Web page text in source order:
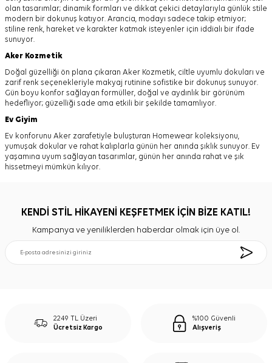
olan tasarımlar; dinamik formları ve dikkat çekici detaylarıyla günlük stile
modern bir dokunuş katıyor. Arancia, modayı sadece takip etmiyor;
stiline renk, hareket ve karakter katmak isteyenler için iddialı bir ifade
sunuyor.
Aker Kozmetik
Doğal güzelliği ön plana çıkaran Aker Kozmetik, ciltle uyumlu dokuları ve
zarif renk seçenekleriyle makyaj rutinine sofistike bir dokunuş sunuyor.
Gün boyu konfor sağlayan formüller, doğal ve aydınlık bir görünüm
hedefliyor; güzelliği sade ama etkili bir şekilde tamamlıyor.
Ev Giyim
Ev konforunu Aker zarafetiyle buluşturan Homewear koleksiyonu,
yumuşak dokular ve rahat kalıplarla günün her anında şıklık sunuyor. Ev
yaşamına uyum sağlayan tasarımlar, günün her anında rahat ve şık
hissetmeyi mümkün kılıyor.
KENDİ STİL HİKAYENİ KEŞFETMEK İÇİN BİZE KATIL!
Kampanya ve yeniliklerden haberdar olmak için üye ol.
2249 TL Üzeri
Ücretsiz Kargo
%100 Güvenli
Alışveriş